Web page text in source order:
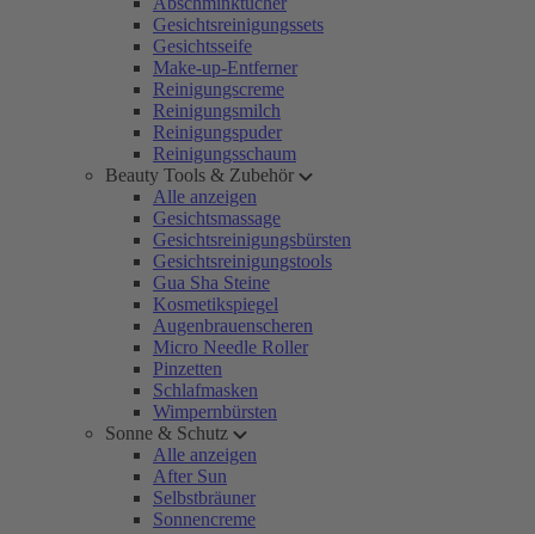
Gesichtsreinigungssets
Gesichtsseife
Make-up-Entferner
Reinigungscreme
Reinigungsmilch
Reinigungspuder
Reinigungsschaum
Beauty Tools & Zubehör
Alle anzeigen
Gesichtsmassage
Gesichtsreinigungsbürsten
Gesichtsreinigungstools
Gua Sha Steine
Kosmetikspiegel
Augenbrauenscheren
Micro Needle Roller
Pinzetten
Schlafmasken
Wimpernbürsten
Sonne & Schutz
Alle anzeigen
After Sun
Selbstbräuner
Sonnencreme